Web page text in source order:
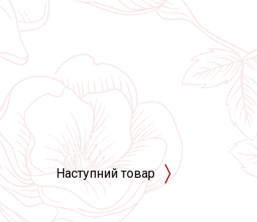
Наступний товар